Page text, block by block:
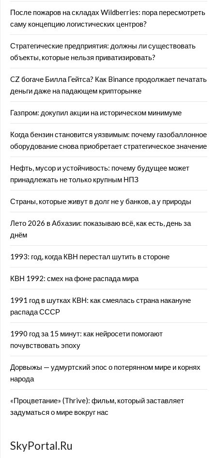
После пожаров на складах Wildberries: пора пересмотреть
саму концепцию логистических центров?
Стратегические предприятия: должны ли существовать
объекты, которые нельзя приватизировать?
CZ богаче Билла Гейтса? Как Binance продолжает печатать
деньги даже на падающем крипторынке
Газпром: докупил акции на историческом минимуме
Когда бензин становится уязвимым: почему газобаллонное
оборудование снова приобретает стратегическое значение
Нефть, мусор и устойчивость: почему будущее может
принадлежать не только крупным НПЗ
Страны, которые живут в долг не у банков, а у природы
Лето 2026 в Абхазии: показываю всё, как есть, день за
днём
1993: год, когда КВН перестал шутить в стороне
КВН 1992: смех на фоне распада мира
1991 год в шутках КВН: как смеялась страна накануне
распада СССР
1990 год за 15 минут: как нейросети помогают
почувствовать эпоху
Дорвыжы — удмуртский эпос о потерянном мире и корнях
народа
«Процветание» (Thrive): фильм, который заставляет
задуматься о мире вокруг нас
SkyPortal.Ru